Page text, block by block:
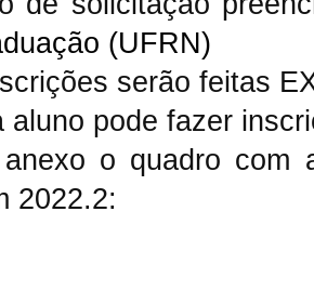
(UFRN)
serão feitas
aluno pode fazer
o quadro com
2022.2: